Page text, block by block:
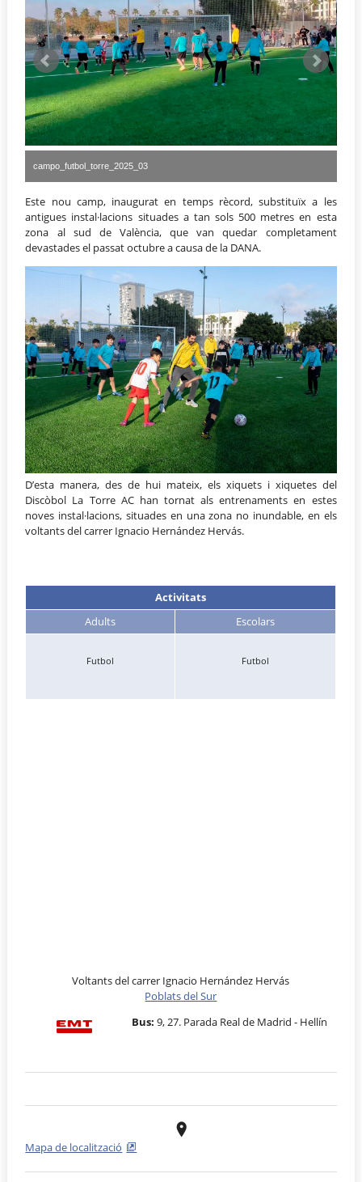
campo_futbol_torre_2025_01
Este nou camp, inaugurat en temps rècord, substituïx a les
antigues instal·lacions situades a tan sols 500 metres en esta
zona al sud de València, que van quedar completament
devastades el passat octubre a causa de la DANA.
D’esta manera, des de hui mateix, els xiquets i xiquetes del
Discòbol La Torre AC han tornat als entrenaments en estes
noves instal·lacions, situades en una zona no inundable, en els
voltants del carrer Ignacio Hernández Hervás.
Activitats
Adults
Escolars
Futbol Futbol
Voltants del carrer Ignacio Hernández Hervás
Poblats del Sur
Bus: 9, 27. Parada Real de Madrid - Hellín
Mapa de localització